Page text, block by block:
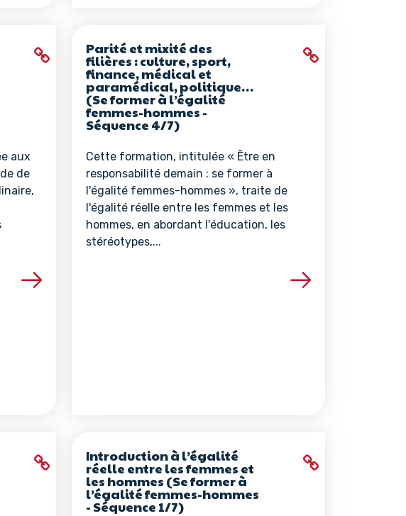
aux
de
de la ressource
Parité et mixité des
filières : culture, sport,
finance, médical et
paramédical, politique…
(Se former à l’égalité
femmes-hommes -
Séquence 4/7)
Cette formation, intitulée « Être en
responsabilité demain : se former à
l'égalité femmes-hommes », traite de
l'égalité réelle entre les femmes et les
hommes, en abordant l'éducation, les
stéréotypes,...
Voir les détails de la ressource
Introduction à l’égalité
réelle entre les femmes et
les hommes (Se former à
l’égalité femmes-hommes
- Séquence 1/7)